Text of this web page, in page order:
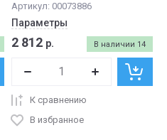
Артикул: 00073886
Параметры
В наличии 14
2 812 р.
К сравнению
В избранное